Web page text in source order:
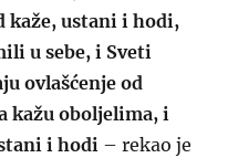
kaže, ustani i hodi,
u sebe, i Sveti
ovlašćenje od
kažu oboljelima, i
i hodi – rekao je